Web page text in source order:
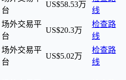
台
US$58.53万
线
场外交易平
台
US$20.3万
检查路
线
场外交易平
台
US$5.02万
检查路
线